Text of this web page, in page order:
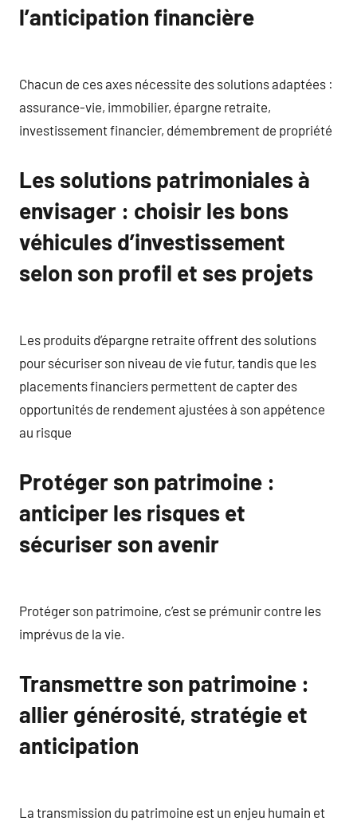
l’anticipation financière
Chacun de ces axes nécessite des solutions adaptées :
assurance-vie, immobilier, épargne retraite,
investissement financier, démembrement de propriété
Les solutions patrimoniales à
envisager : choisir les bons
véhicules d’investissement
selon son profil et ses projets
Les produits d’épargne retraite offrent des solutions
pour sécuriser son niveau de vie futur, tandis que les
placements financiers permettent de capter des
opportunités de rendement ajustées à son appétence
au risque
Protéger son patrimoine :
anticiper les risques et
sécuriser son avenir
Protéger son patrimoine, c’est se prémunir contre les
imprévus de la vie.
Transmettre son patrimoine :
allier générosité, stratégie et
anticipation
La transmission du patrimoine est un enjeu humain et